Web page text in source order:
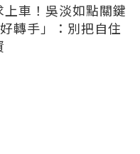
上車！吳淡如點關鍵
轉手」：別把自住